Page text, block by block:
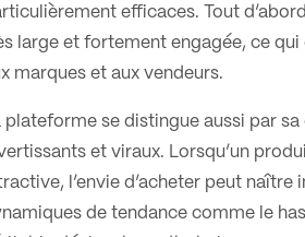
efficaces. Tout
large et fortement engagée, ce
marques et aux vendeurs.
plateforme se distingue aussi par
et viraux. Lorsqu’un
l’envie d’acheter peut
de tendance comme le